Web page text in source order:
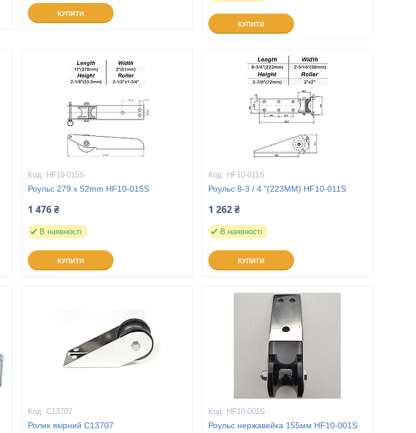
КУПИТИ
КУПИТИ
HF10-015S
Роульс 279 x 52mm HF10-015S
1 476 ₴
В наявності
КУПИТИ
HF10-011S
Роульс 8-3 / 4 "(223MM) HF10-011S
1 262 ₴
В наявності
КУПИТИ
C13707
Ролик якірний C13707
HF10-001S
Роульс нержавейка 155мм HF10-001S